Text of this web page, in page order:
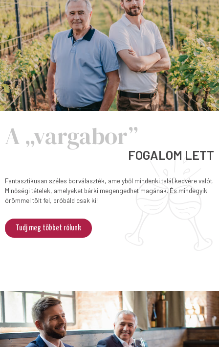
A „vargabor”
FOGALOM LETT
Fantasztikusan széles borválaszték, amelyből mindenki talál kedvére valót.
Minőségi tételek, amelyeket bárki megengedhet magának. És mindegyik
örömmel tölt fel, próbáld csak ki!
Tudj meg többet rólunk